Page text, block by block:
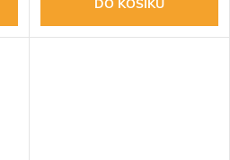
DO KOŠÍKU